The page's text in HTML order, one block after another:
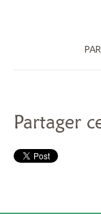
PAR
Partager